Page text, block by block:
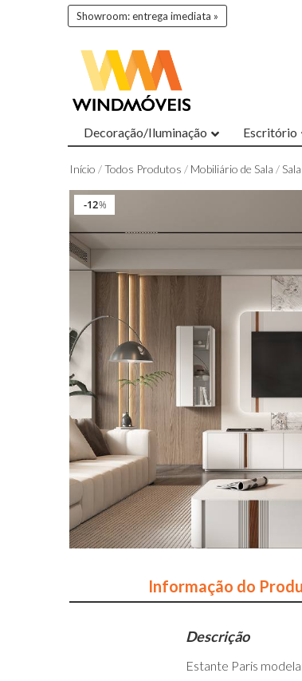
Showroom: entrega imediata »
Decoração/Iluminação Escritório
Início /Todos Produtos / Mobiliário de Sala /
%
12%
12
Informação do
Descrição
Estante Paris